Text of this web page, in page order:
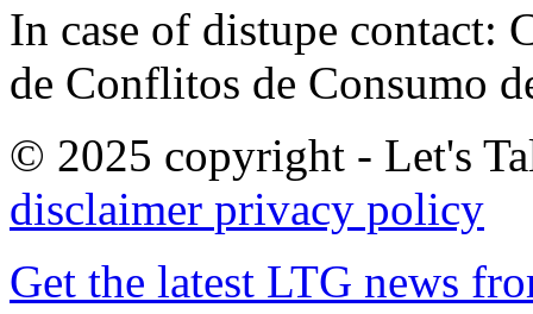
In case of distupe contact:
de Conflitos de Consumo
© 2025 copyright - Let's
disclaimer privacy policy
Get the latest LTG news